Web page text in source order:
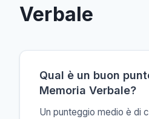
Verbale
Qual è un buon
Memoria Verbale?
Un punteggio medio è di